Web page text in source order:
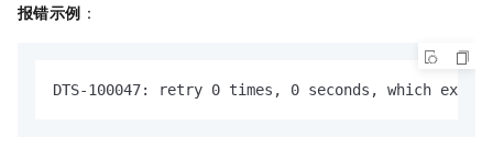
报错示例 ：
DTS-100047: retry 0 times, 0 seconds, which